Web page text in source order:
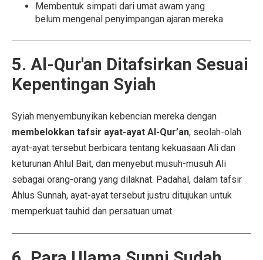
Membentuk simpati dari umat awam yang
belum mengenal penyimpangan ajaran mereka
5. Al-Qur'an Ditafsirkan Sesuai
Kepentingan Syiah
Syiah menyembunyikan kebencian mereka dengan
membelokkan tafsir ayat-ayat Al-Qur’an, seolah-olah
ayat-ayat tersebut berbicara tentang kekuasaan Ali dan
keturunan Ahlul Bait, dan menyebut musuh-musuh Ali
sebagai orang-orang yang dilaknat. Padahal, dalam tafsir
Ahlus Sunnah, ayat-ayat tersebut justru ditujukan untuk
memperkuat tauhid dan persatuan umat.